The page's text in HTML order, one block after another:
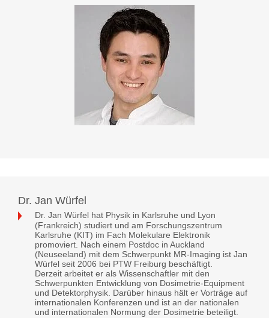
Dr. Jan Würfel
Dr. Jan Würfel hat Physik in Karlsruhe und Lyon
(Frankreich) studiert und am Forschungszentrum
Karlsruhe (KIT) im Fach Molekulare Elektronik
promoviert. Nach einem Postdoc in Auckland
(Neuseeland) mit dem Schwerpunkt MR-Imaging ist Jan
Würfel seit 2006 bei PTW Freiburg beschäftigt.
Derzeit arbeitet er als Wissenschaftler mit den
Schwerpunkten Entwicklung von Dosimetrie-Equipment
und Detektorphysik. Darüber hinaus hält er Vorträge auf
internationalen Konferenzen und ist an der nationalen
und internationalen Normung der Dosimetrie beteiligt.